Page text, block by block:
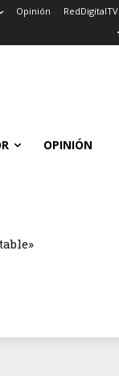
Opinión RedDigitalTV
OPINIÓN